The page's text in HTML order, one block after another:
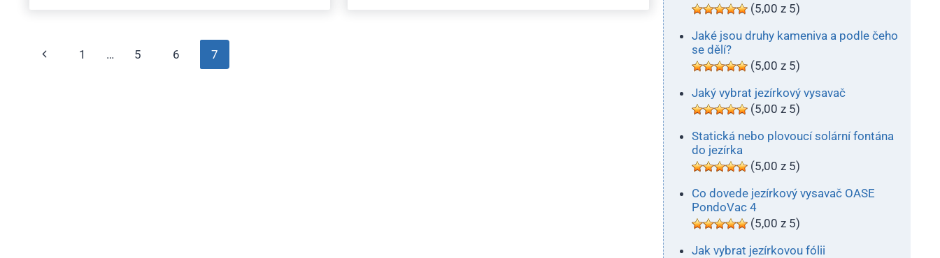
Navigace
Předchozí
1 … 5 6 7
(5,00 z 5)
Jaké jsou druhy kameniva a podle čeho
se dělí?
(5,00 z 5)
Jaký vybrat jezírkový vysavač
(5,00 z 5)
Statická nebo plovoucí solární fontána
do jezírka
(5,00 z 5)
Co dovede jezírkový vysavač OASE
PondoVac 4
(5,00 z 5)
Jak vybrat jezírkovou fólii